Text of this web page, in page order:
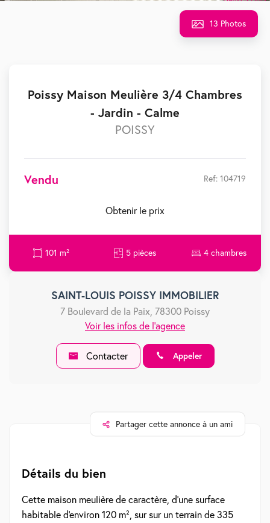
Poissy Maison Meulière 3/4 Chambres
- Jardin - Calme
POISSY
Vendu Ref: 104719
Obtenir le prix
101 m² 5 pièces 4 chambres
SAINT-LOUIS POISSY IMMOBILIER
7 Boulevard de la Paix, 78300 Poissy
Voir les infos de l'agence
Contacter Appeler
13 Photos
Partager cette annonce à un ami
Détails du bien
Cette maison meulière de caractère, d'une surface
habitable d'environ 120 m², sur sur un terrain de 335